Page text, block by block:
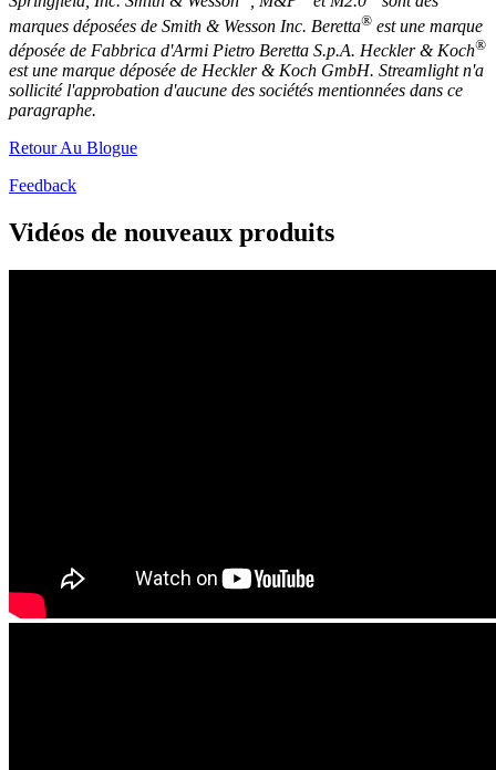
marques déposées de Smith & Wesson Inc. Beretta® est une marque
déposée de Fabbrica d'Armi Pietro Beretta S.p.A. Heckler & Koch®
est une marque déposée de Heckler & Koch GmbH. Streamlight n'a
sollicité l'approbation d'aucune des sociétés mentionnées dans ce
paragraphe.
Retour Au Blogue
Feedback
Vidéos de nouveaux produits